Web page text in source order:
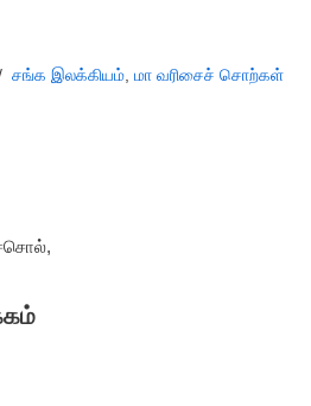
சங்க இலக்கியம், மா வரிசைச் சொற்கள்